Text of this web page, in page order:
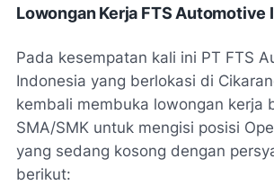
Lowongan Kerja FTS Automotive
Pada kesempatan kali ini PT FTS
Indonesia yang berlokasi di C
kembali membuka lowongan kerja
SMA/SMK untuk mengisi posisi
yang sedang kosong dengan
berikut: